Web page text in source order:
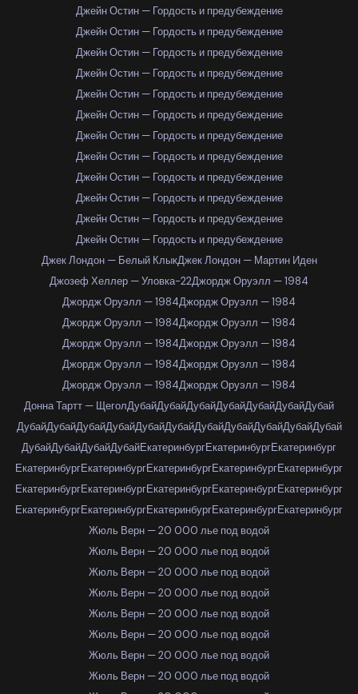
Джейн Остин — Гордость и предубеждение
Джейн Остин — Гордость и предубеждение
Джейн Остин — Гордость и предубеждение
Джейн Остин — Гордость и предубеждение
Джейн Остин — Гордость и предубеждение
Джейн Остин — Гордость и предубеждение
Джейн Остин — Гордость и предубеждение
Джейн Остин — Гордость и предубеждение
Джейн Остин — Гордость и предубеждение
Джейн Остин — Гордость и предубеждение
Джейн Остин — Гордость и предубеждение
Джейн Остин — Гордость и предубеждение
Джек Лондон — Белый КлыкДжек Лондон — Мартин Иден
Джозеф Хеллер — Уловка-22Джордж Оруэлл — 1984
Джордж Оруэлл — 1984Джордж Оруэлл — 1984
Джордж Оруэлл — 1984Джордж Оруэлл — 1984
Джордж Оруэлл — 1984Джордж Оруэлл — 1984
Джордж Оруэлл — 1984Джордж Оруэлл — 1984
Джордж Оруэлл — 1984Джордж Оруэлл — 1984
Донна Тартт — ЩеголДубайДубайДубайДубайДубайДубайДубай
ДубайДубайДубайДубайДубайДубайДубайДубайДубайДубайДубай
ДубайДубайДубайДубайЕкатеринбургЕкатеринбургЕкатеринбург
ЕкатеринбургЕкатеринбургЕкатеринбургЕкатеринбургЕкатеринбург
ЕкатеринбургЕкатеринбургЕкатеринбургЕкатеринбургЕкатеринбург
ЕкатеринбургЕкатеринбургЕкатеринбургЕкатеринбургЕкатеринбург
Жюль Верн — 20 000 лье под водой
Жюль Верн — 20 000 лье под водой
Жюль Верн — 20 000 лье под водой
Жюль Верн — 20 000 лье под водой
Жюль Верн — 20 000 лье под водой
Жюль Верн — 20 000 лье под водой
Жюль Верн — 20 000 лье под водой
Жюль Верн — 20 000 лье под водой